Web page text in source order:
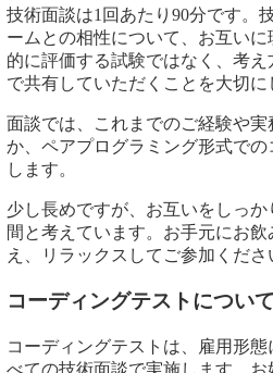
技術面談は1回あたり90分です。
ームとの相性について、お互い
的に評価する試験ではなく、考
で共有していただくことを大切に
面談では、これまでのご経験や
か、ペアプログラミング形式で
します。
少し長めですが、お互いをしっ
間と考えています。お手元にお
え、リラックスしてご参加くださ
コーディングテストについて
コーディングテストは、雇用形
べての技術面談で実施します。